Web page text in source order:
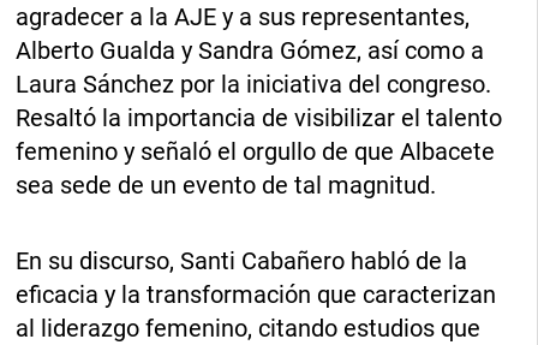
agradecer a la AJE y a sus representantes,
Alberto Gualda y Sandra Gómez, así como a
Laura Sánchez por la iniciativa del congreso.
Resaltó la importancia de visibilizar el talento
femenino y señaló el orgullo de que Albacete
sea sede de un evento de tal magnitud.
En su discurso, Santi Cabañero habló de la
eficacia y la transformación que caracterizan
al liderazgo femenino, citando estudios que